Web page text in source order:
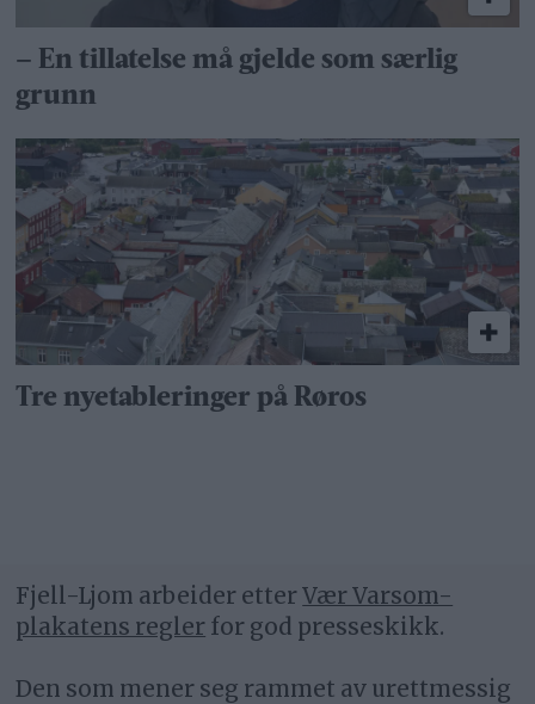
– En tillatelse må gjelde som særlig
grunn
Tre nyetableringer på Røros
Fjell-Ljom arbeider etterVær Varsom-
plakatens regler for god presseskikk.
Den som mener seg rammet av urettmessig